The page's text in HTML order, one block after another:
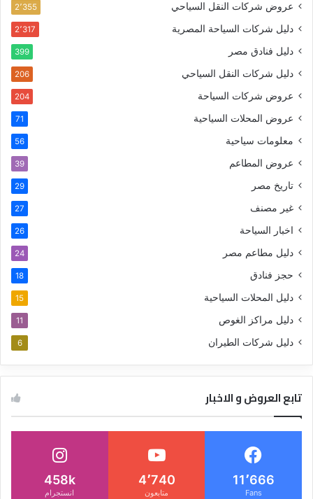
عروض شركات النقل السياحي 2٬355
دليل شركات السياحة المصرية 2٬317
دليل فنادق مصر 399
دليل شركات النقل السياحي 206
عروض شركات السياحة 204
عروض المحلات السياحية 71
معلومات سياحية 56
عروض المطاعم 39
تاريخ مصر 29
غير مصنف 27
اخبار السياحة 26
دليل مطاعم مصر 24
حجز فنادق 18
دليل المحلات السياحية 15
دليل مراكز الغوص 11
دليل شركات الطيران 6
تابع العروض و الاخبار
11٬666
Fans
4٬740
متابعون
458k
انستجرام